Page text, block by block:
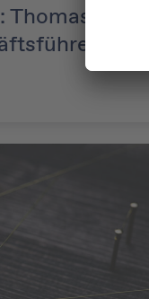
Thomas